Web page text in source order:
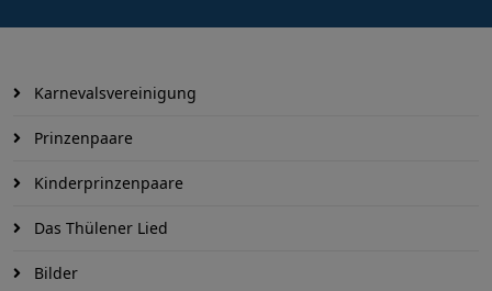
Karnevalsvereinigung
Prinzenpaare
Kinderprinzenpaare
Das Thülener Lied
Bilder